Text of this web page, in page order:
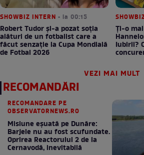
SHOWBIZ INTERN • la 00:15
Robert Tudor și-a pozat soția
alături de un fotbalist care a
făcut senzație la Cupa Mondială
de Fotbal 2026
Ți-o
Iubirii?
VEZI MAI MULT
RECOMANDĂRI
RECOMANDARE PE
OBSERVATORNEWS.RO
Misiune eșuată pe Dunăre:
Barjele nu au fost scufundate.
Oprirea Reactorului 2 de la
Cernavodă, inevitabilă